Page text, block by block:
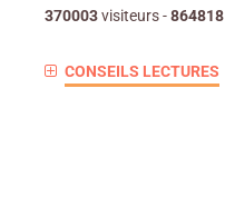
370003visiteurs -864818
CONSEILS LECTURES